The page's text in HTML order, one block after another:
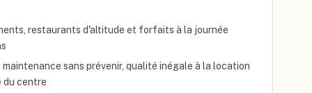
restaurants d'altitude et forfaits à la journée
sans prévenir, qualité inégale à la location
du centre